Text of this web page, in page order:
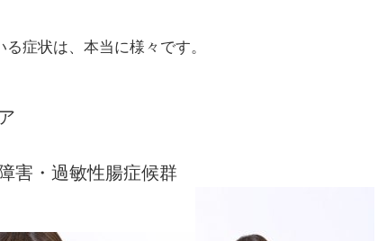
症状は、本当に様々です。
害・過敏性腸症候群